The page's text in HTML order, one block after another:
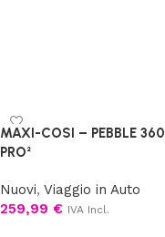
MAXI-COSI – PEBBLE 360
PRO²
Nuovi, Viaggio in Auto
259,99 € IVA Incl.